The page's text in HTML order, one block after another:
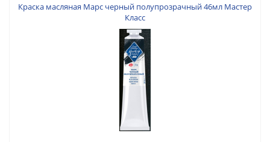
Краска масляная Марс черный полупрозрачный 46мл Мастер
Класс